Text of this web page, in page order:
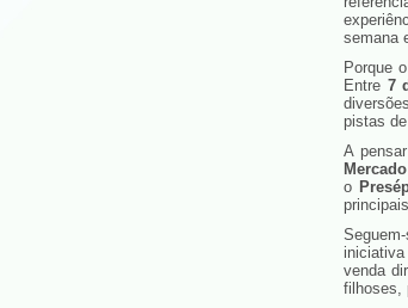
semana
Porque
Entre 7
pistas
A
o
venda
filhoses,